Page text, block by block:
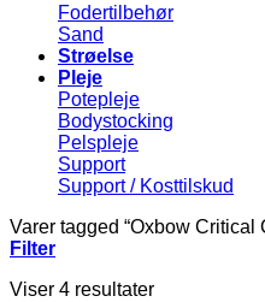
Fodertilbehør
Sand
Strøelse
Pleje
Potepleje
Bodystocking
Pelspleje
Support
Support / Kosttilskud
Varer tagged “Oxbow Critical
Filter
Viser 4 resultater